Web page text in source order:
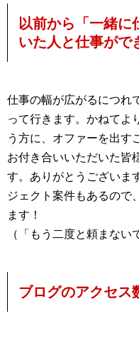
以前から「一緒に
いた人と仕事がで
仕事の幅が広がるにつれ
って行きます。かねてよ
う方に、オファーを出す
お付き合いいただいた皆
す。ありがとうございま
ジェクト案件もあるので
ます！
（「もう二度と頼まない
ブログのアクセス